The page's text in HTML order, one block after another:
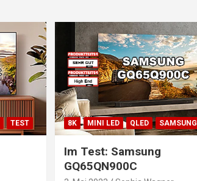
TEST 8K MINI LED QLED SAMSUNG
Im Test: Samsung
GQ65QN900C